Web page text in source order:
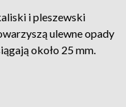
i pleszewski
ulewne opady
około 25 mm.